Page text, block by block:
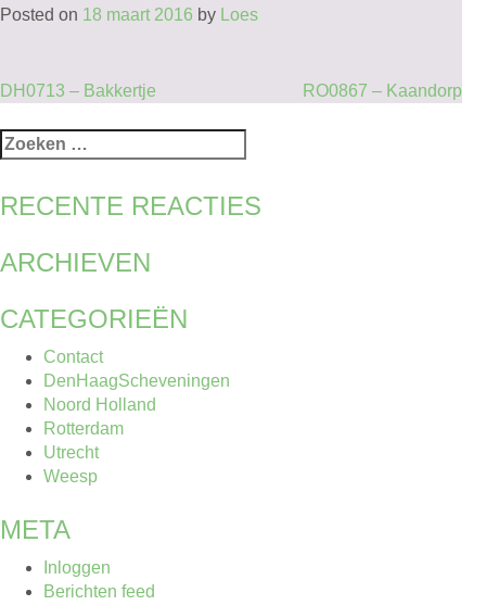
Posted on 18 maart 2016 by Loes
BERICHT
NAVIGATIE
DH0713 – Bakkertje RO0867 – Kaandorp
Zoeken
naar:
RECENTE REACTIES
ARCHIEVEN
CATEGORIEËN
Contact
DenHaagScheveningen
Noord Holland
Rotterdam
Utrecht
Weesp
META
Inloggen
Berichten feed